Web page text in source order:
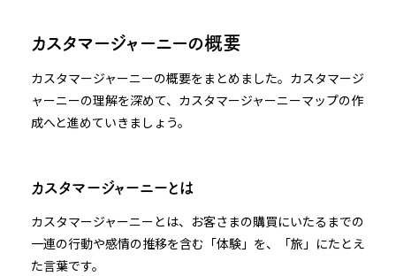
カスタマージャーニーの概要
カスタマージャーニーの概要をまとめました。カスタマージ
ャーニーの理解を深めて、カスタマージャーニーマップの作
成へと進めていきましょう。
カスタマージャーニーとは
カスタマージャーニーとは、お客さまの購買にいたるまでの
一連の行動や感情の推移を含む「体験」を、「旅」にたとえ
た言葉です。